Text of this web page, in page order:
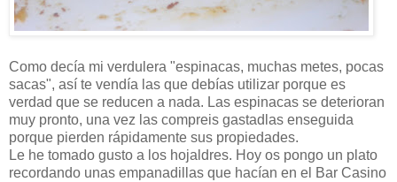
Como decía mi verdulera "espinacas, muchas metes, pocas
sacas", así te vendía las que debías utilizar porque es
verdad que se reducen a nada. Las espinacas se deterioran
muy pronto, una vez las compreis gastadlas enseguida
porque pierden rápidamente sus propiedades.
Le he tomado gusto a los hojaldres. Hoy os pongo un plato
recordando unas empanadillas que hacían en el Bar Casino